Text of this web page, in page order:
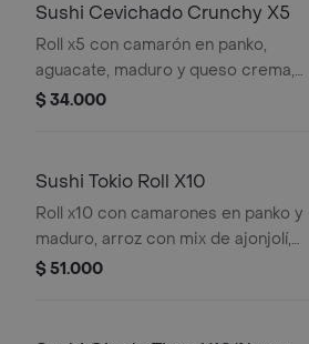
Sushi Cevichado Crunchy X5
Roll x5 con camarón en panko,
aguacate, maduro y queso crema,
envuelto en ajonjolí mix, con topping
cilantro y masa filo crocante.
$ 34.000
Sushi Tokio Roll X10
Roll x10 con camarones en panko y
maduro, arroz con mix de ajonjolí,
salsa de queso, anguila, parmesano y
$ 51.000